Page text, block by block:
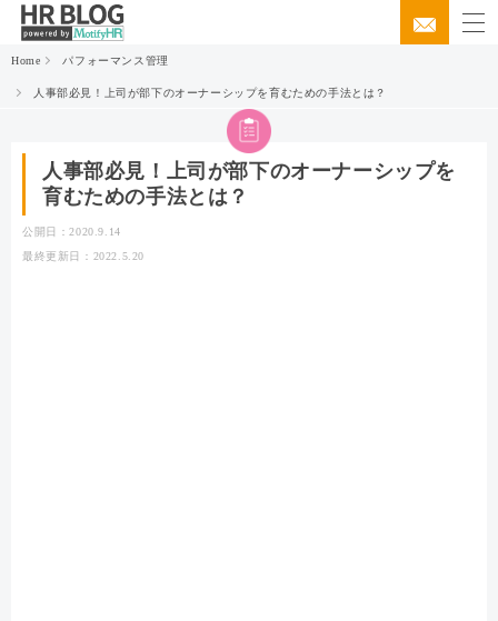
Home パフォーマンス管理
人事部必見！上司が部下のオーナーシップを育むための手法とは？
人事部必見！上司が部下のオーナーシップを
育むための手法とは？
公開日：2020.9.14
最終更新日：2022.5.20